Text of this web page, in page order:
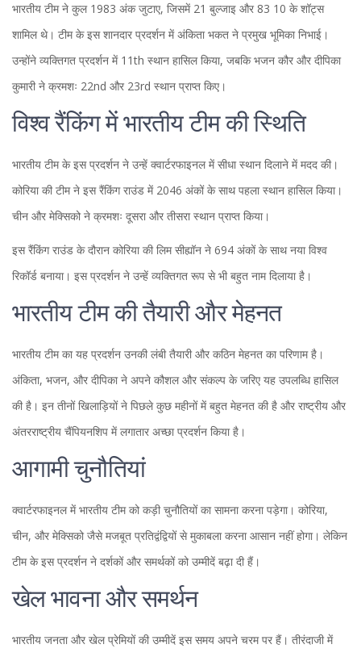
भारतीय टीम ने कुल 1983 अंक जुटाए, जिसमें 21 बुल्जाइ और 83 10 के शॉट्स
शामिल थे। टीम के इस शानदार प्रदर्शन में अंकिता भकत ने प्रमुख भूमिका निभाई।
उन्होंने व्यक्तिगत प्रदर्शन में 11th स्थान हासिल किया, जबकि भजन कौर और दीपिका
कुमारी ने क्रमशः 22nd और 23rd स्थान प्राप्त किए।
विश्व रैंकिंग में भारतीय टीम की स्थिति
भारतीय टीम के इस प्रदर्शन ने उन्हें क्वार्टरफाइनल में सीधा स्थान दिलाने में मदद की।
कोरिया की टीम ने इस रैंकिंग राउंड में 2046 अंकों के साथ पहला स्थान हासिल किया।
चीन और मेक्सिको ने क्रमशः दूसरा और तीसरा स्थान प्राप्त किया।
इस रैंकिंग राउंड के दौरान कोरिया की लिम सीह्यॉन ने 694 अंकों के साथ नया विश्व
रिकॉर्ड बनाया। इस प्रदर्शन ने उन्हें व्यक्तिगत रूप से भी बहुत नाम दिलाया है।
भारतीय टीम की तैयारी और मेहनत
भारतीय टीम का यह प्रदर्शन उनकी लंबी तैयारी और कठिन मेहनत का परिणाम है।
अंकिता, भजन, और दीपिका ने अपने कौशल और संकल्प के जरिए यह उपलब्धि हासिल
की है। इन तीनों खिलाड़ियों ने पिछले कुछ महीनों में बहुत मेहनत की है और राष्ट्रीय और
अंतरराष्ट्रीय चैंपियनशिप में लगातार अच्छा प्रदर्शन किया है।
आगामी चुनौतियां
क्वार्टरफाइनल में भारतीय टीम को कड़ी चुनौतियों का सामना करना पड़ेगा। कोरिया,
चीन, और मेक्सिको जैसे मजबूत प्रतिद्वंद्वियों से मुकाबला करना आसान नहीं होगा। लेकिन
टीम के इस प्रदर्शन ने दर्शकों और समर्थकों को उम्मीदें बढ़ा दी हैं।
खेल भावना और समर्थन
भारतीय जनता और खेल प्रेमियों की उम्मीदें इस समय अपने चरम पर हैं। तीरंदाजी में